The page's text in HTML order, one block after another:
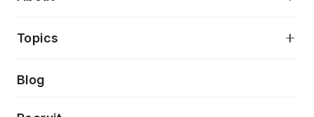
モダナイゼーション
デザインシステム構築支援
当社が目指しているもの
Topics
Press release
Blog